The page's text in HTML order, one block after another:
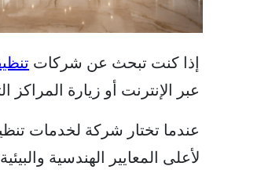
إذا كنت تبحث عن شركات
عبر الإنترنت أو زيارة
عندما تختار شركة لخدمات
لأعلى المعايير الهندسية